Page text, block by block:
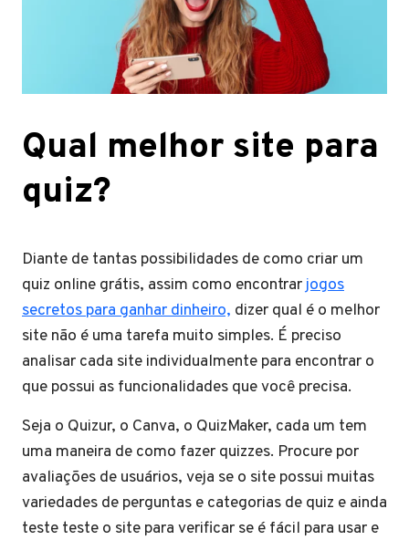
Qual melhor site para
quiz?
Diante de tantas possibilidades de como criar um
quiz online grátis, assim como encontrarjogos
secretos para ganhar dinheiro, dizer qual é o melhor
site não é uma tarefa muito simples. É preciso
analisar cada site individualmente para encontrar o
que possui as funcionalidades que você precisa.
Seja o Quizur, o Canva, o QuizMaker, cada um tem
uma maneira de como fazer quizzes. Procure por
avaliações de usuários, veja se o site possui muitas
variedades de perguntas e categorias de quiz e ainda
teste teste o site para verificar se é fácil para usar e